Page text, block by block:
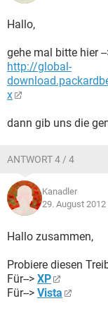
Hallo,
gehe mal bitte hier
http://global-
x
dann gib uns die
ANTWORT 4 / 4
Kanadler
29. August
Hallo zusammen,
Probiere diesen
Für--> XP
Für--> Vista